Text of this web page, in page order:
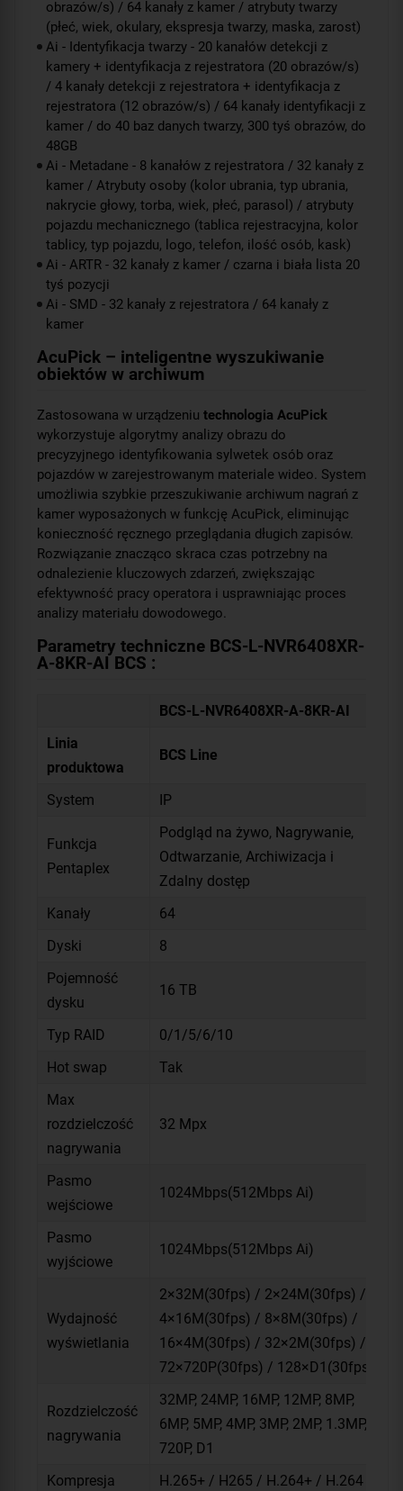
obrazów/s) / 64 kanały z kamer / atrybuty twarzy
(płeć, wiek, okulary, ekspresja twarzy, maska, zarost)
Ai - Identyfikacja twarzy - 20 kanałów detekcji z
kamery + identyfikacja z rejestratora (20 obrazów/s)
/ 4 kanały detekcji z rejestratora + identyfikacja z
rejestratora (12 obrazów/s) / 64 kanały identyfikacji z
kamer / do 40 baz danych twarzy, 300 tyś obrazów, do
48GB
Ai - Metadane - 8 kanałów z rejestratora / 32 kanały z
kamer / Atrybuty osoby (kolor ubrania, typ ubrania,
nakrycie głowy, torba, wiek, płeć, parasol) / atrybuty
pojazdu mechanicznego (tablica rejestracyjna, kolor
tablicy, typ pojazdu, logo, telefon, ilość osób, kask)
Ai - ARTR - 32 kanały z kamer / czarna i biała lista 20
tyś pozycji
Ai - SMD - 32 kanały z rejestratora / 64 kanały z
kamer
AcuPick – inteligentne wyszukiwanie
obiektów w archiwum
Zastosowana w urządzeniu technologia AcuPick
wykorzystuje algorytmy analizy obrazu do
precyzyjnego identyfikowania sylwetek osób oraz
pojazdów w zarejestrowanym materiale wideo. System
umożliwia szybkie przeszukiwanie archiwum nagrań z
kamer wyposażonych w funkcję AcuPick, eliminując
konieczność ręcznego przeglądania długich zapisów.
Rozwiązanie znacząco skraca czas potrzebny na
odnalezienie kluczowych zdarzeń, zwiększając
efektywność pracy operatora i usprawniając proces
analizy materiału dowodowego.
Parametry techniczne BCS-L-NVR6408XR-
A-8KR-AI BCS :
BCS-L-NVR6408XR-A-8KR-AI
Linia
produktowa
BCS Line
System IP
Funkcja
Pentaplex
Podgląd na żywo, Nagrywanie,
Odtwarzanie, Archiwizacja i
Zdalny dostęp
Kanały
64
Dyski
8
Pojemność
dysku
16 TB
Typ RAID
0/1/5/6/10
Hot swap
Tak
Max
rozdzielczość
nagrywania
32 Mpx
Pasmo
wejściowe
1024Mbps(512Mbps Ai)
Pasmo
wyjściowe
1024Mbps(512Mbps Ai)
Wydajność
wyświetlania
2×32M(30fps) / 2×24M(30fps) /
4×16M(30fps) / 8×8M(30fps) /
16×4M(30fps) / 32×2M(30fps) /
72×720P(30fps) / 128×D1(30fps)
Rozdzielczość
nagrywania
32MP, 24MP, 16MP, 12MP, 8MP,
6MP, 5MP, 4MP, 3MP, 2MP, 1.3MP,
720P, D1
Kompresja
H.265+ / H265 / H.264+ / H.264 /